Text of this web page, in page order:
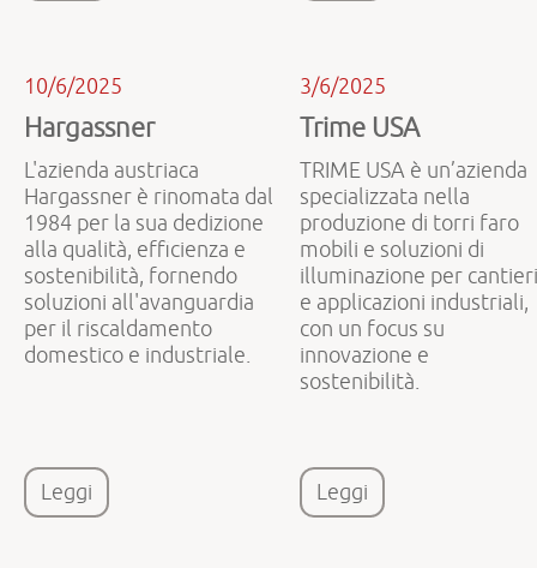
10/6/2025
Hargassner
L'azienda austriaca
Hargassner è rinomata dal
1984 per la sua dedizione
alla qualità, efficienza e
sostenibilità, fornendo
soluzioni all'avanguardia
per il riscaldamento
domestico e industriale.
Leggi
3/6/2025
Trime USA
TRIME USA è un’azienda
specializzata nella
produzione di torri faro
mobili e soluzioni di
illuminazione per cantieri
e applicazioni industriali,
con un focus su
innovazione e
sostenibilità.
Leggi